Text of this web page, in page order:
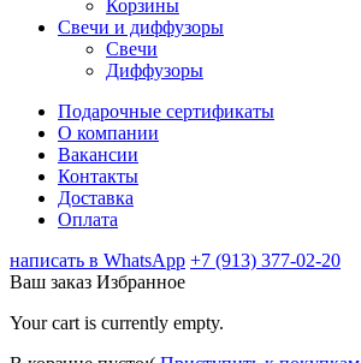
Корзины
Свечи и диффузоры
Свечи
Диффузоры
Подарочные сертификаты
О компании
Вакансии
Контакты
Доставка
Оплата
написать в WhatsApp +7 (913) 377-02-20
Ваш заказ Избранное
Your cart is currently empty.